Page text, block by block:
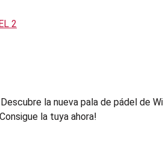
la nueva pala de pádel de
la tuya ahora!